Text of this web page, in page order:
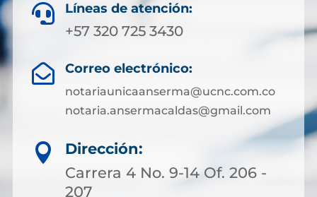
 Líneas de atención:
+57 320 725 3430
 Correo electrónico:
notariaunicaanserma@ucnc.com.co
notaria.ansermacaldas@gmail.com

Dirección:
Carrera 4 No. 9-14 Of. 206 -
207